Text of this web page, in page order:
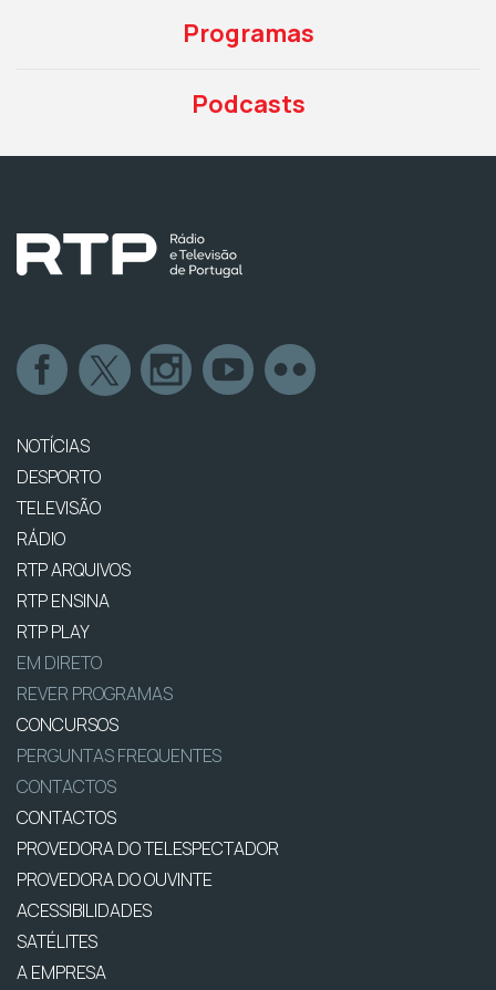
Programas
Podcasts
NOTÍCIAS
DESPORTO
TELEVISÃO
RÁDIO
RTP ARQUIVOS
RTP ENSINA
RTP PLAY
EM DIRETO
REVER PROGRAMAS
CONCURSOS
PERGUNTAS FREQUENTES
CONTACTOS
CONTACTOS
PROVEDORA DO TELESPECTADOR
PROVEDORA DO OUVINTE
ACESSIBILIDADES
SATÉLITES
A EMPRESA